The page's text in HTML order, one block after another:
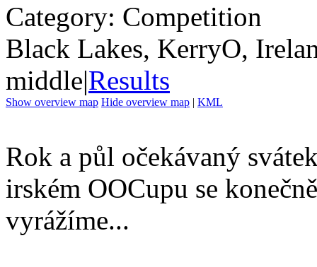
Category: Competition
Black Lakes, KerryO,
middle|Results
Show overview map Hide overview map | KML
Rok a půl očekávaný
irském OOCupu se
vyrážíme...